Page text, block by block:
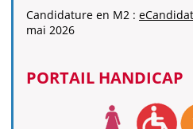
Candidature en M2 :
mai 2026
PORTAIL HANDICAP